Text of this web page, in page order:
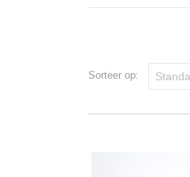
Sorteer op: